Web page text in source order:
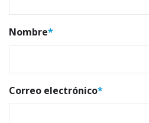
Nombre*
Correo electrónico*